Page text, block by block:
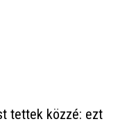
tettek közzé: ezt